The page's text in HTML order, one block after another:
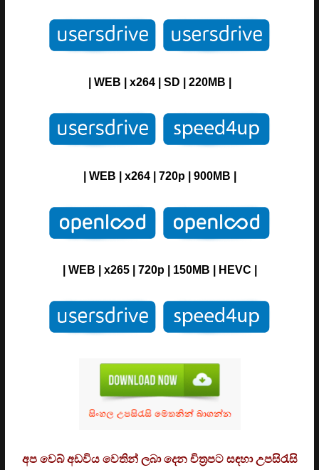
| WEB | x264 | SD | 220MB |
| WEB | x264 | 720p | 900MB |
| WEB | x265 | 720p | 150MB | HEVC |
අප වෙබ් අඩවිය වෙතින් ලබා දෙන චිත්‍රපට සඳහා උපසිරැසි